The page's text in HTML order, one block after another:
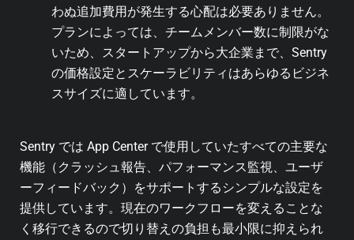
わぬ追加費用が発生する心配は必要ありません。
プランによっては、チームメンバー数に制限がな
いため、スタートアップから大企業まで、Sentry
の価格設定とスケーラビリティはあらゆるビジネ
スサイズに適しています。
Sentry では App Center で使用していたすべての主要な
機能（クラッシュ報告、パフォーマンス監視、ユーザ
ーフィードバック）をサポートするシンプルな設定を
提供しています。現在のワークフローを変えることな
く移行できるので切り替えの負担も最小限に抑えられ